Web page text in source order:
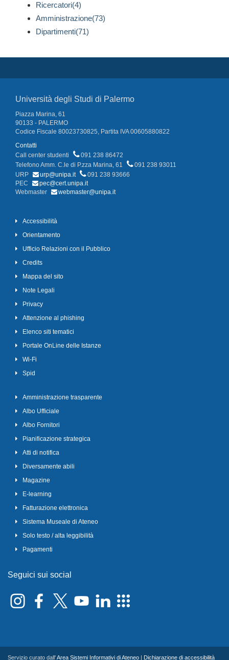
Ricercatori(4)
Amministrazione(73)
Dipartimenti(71)
Università degli Studi di Palermo
Piazza Marina, 61
90133 - PALERMO
Codice Fiscale 80023730825, Partita IVA 00605880822
Contatti
Call center studenti
091 238 86472
Telefono Amm. C.le di P.zza Marina, 61
091 238 93011
URP
urp@unipa.it
091 238 93666
PEC
pec@cert.unipa.it
Webmaster
webmaster@unipa.it
Accessibilità
Orientamento
Ufficio Relazioni con il Pubblico
Credits
Mappa del sito
Note Legali
Privacy
Attenzione al phishing
Elenco siti tematici
Portale OnLine delle Istanze
Wi-Fi
Spid
Amministrazione trasparente
Albo Ufficiale
Albo Fornitori
Pianificazione strategica
Atti di notifica
Diversamente abili
Magazine
E-learning
Fatturazione elettronica
Sistema Museale di Ateneo
Solo testo / alta leggibilità
Pagamenti
Seguici sui social
Servizio curato dall'Area Sistemi Informativi di Ateneo Dichiarazione di accessibilità